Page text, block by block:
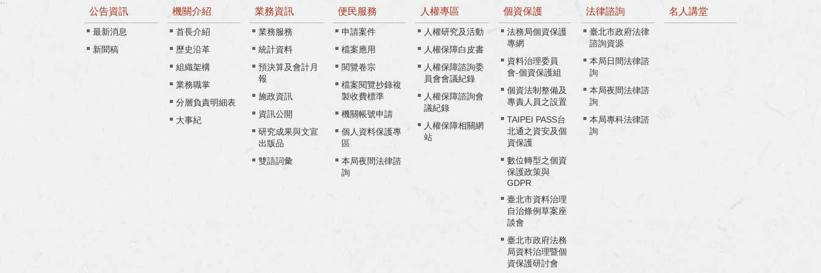
公告資訊
最新消息
新聞稿
機關介紹
首長介紹
歷史沿革
組織架構
業務職掌
分層負責明細表
大事紀
業務資訊
業務服務
統計資料
預決算及會計月
報
施政資訊
資訊公開
研究成果與文宣
出版品
雙語詞彙
便民服務
申請案件
檔案應用
閱覽卷宗
檔案閱覽抄錄複
製收費標準
機關帳號申請
個人資料保護專
區
本局夜間法律諮
詢
人權專區
人權研究及活動
人權保障白皮書
人權保障諮詢委
員會會議紀錄
人權保障諮詢會
議紀錄
人權保障相關網
站
個資保護
法務局個資保護
專網
資料治理委員
會-個資保護組
個資法制整備及
專責人員之設置
TAIPEI PASS台
北通之資安及個
資保護
數位轉型之個資
保護政策與
GDPR
臺北市資料治理
自治條例草案座
談會
臺北市政府法務
局資料治理暨個
資保護研討會
法律諮詢
臺北市政府法律
諮詢資源
本局日間法律諮
詢
本局夜間法律諮
詢
本局專科法律諮
詢
名人講堂